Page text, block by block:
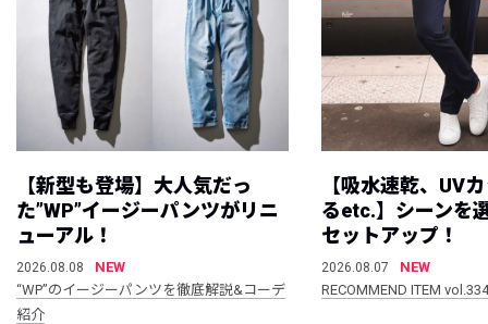
【新型も登場】大人気だっ
た”WP”イージーパンツがリニ
ューアル！
2026.08.08
NEW
“WP”のイージーパンツを徹底解説&コーデ
紹介
【吸水速乾、UV
るetc.】シーンを
セットアップ！
2026.08.07
NEW
RECOMMEND ITEM vol.334